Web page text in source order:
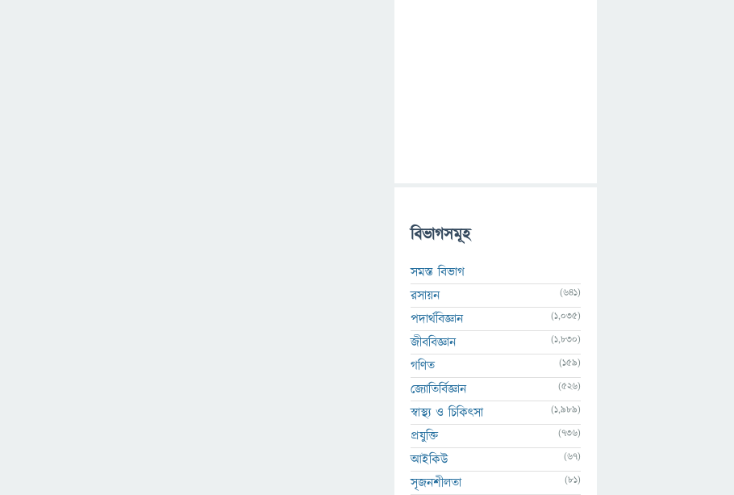
বিভাগসমূহ
সমস্ত বিভাগ
রসায়ন
(641)
পদার্থবিজ্ঞান (1,035)
জীববিজ্ঞান (1,830)
গণিত (159)
জ্যোতির্বিজ্ঞান (526)
স্বাস্থ্য ও চিকিৎসা (1,989)
প্রযুক্তি (736)
আইকিউ (67)
সৃজনশীলতা (81)